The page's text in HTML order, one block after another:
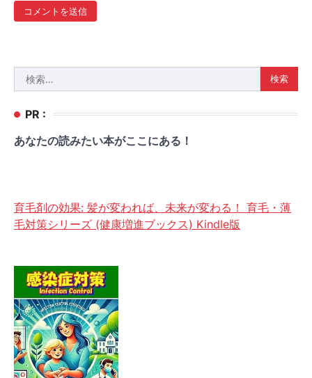
索:
PR :
あなたの読みたい本がここにある！
育毛剤の効果: 髪が変われば、未来が変わる！ 育毛・薄
毛対策シリーズ (健康増進ブックス) Kindle版